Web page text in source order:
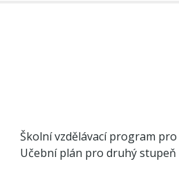
Školní vzdělávací program
Učební plán pro druhý